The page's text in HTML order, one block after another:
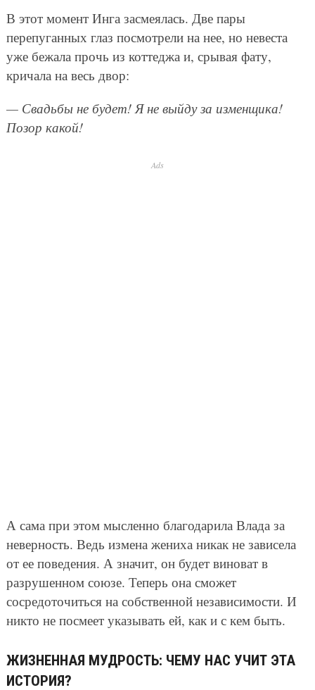
В этот момент Инга засмеялась. Две пары
перепуганных глаз посмотрели на нее, но невеста
уже бежала прочь из коттеджа и, срывая фату,
кричала на весь двор:
— Свадьбы не будет! Я не выйду за изменщика!
Позор какой!
Ads
А сама при этом мысленно благодарила Влада за
неверность. Ведь измена жениха никак не зависела
от ее поведения. А значит, он будет виноват в
разрушенном союзе. Теперь она сможет
сосредоточиться на собственной независимости. И
никто не посмеет указывать ей, как и с кем быть.
ЖИЗНЕННАЯ МУДРОСТЬ: ЧЕМУ НАС УЧИТ ЭТА
ИСТОРИЯ?